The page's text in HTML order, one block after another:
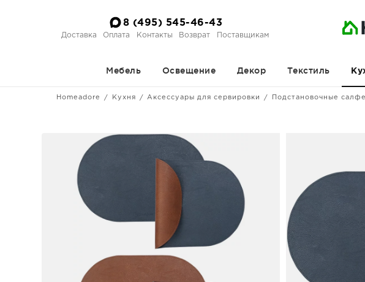
8 (495) 545-46-43
Доставка Оплата Контакты Возврат Поставщикам
Мебель Освещение Декор Текстиль
Homeadore Кухня Аксессуары для сервировки Подстановочные